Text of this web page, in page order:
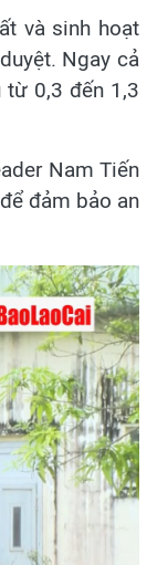
và sinh hoạt
Ngay cả
0,3 đến 1,3
Nam Tiến
đảm bảo an